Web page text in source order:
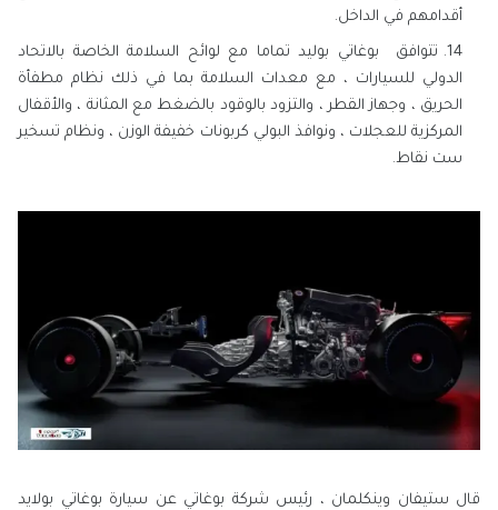
أقدامهم في الداخل.
تتوافق بوغاتي بوليد تماما مع لوائح السلامة الخاصة بالاتحاد
الدولي للسيارات ، مع معدات السلامة بما في ذلك نظام مطفأة
الحريق ، وجهاز القطر ، والتزود بالوقود بالضغط مع المثانة ، والأقفال
المركزية للعجلات ، ونوافذ البولي كربونات خفيفة الوزن ، ونظام تسخير
ست نقاط.
قال ستيفان وينكلمان ، رئيس شركة بوغاتي عن سيارة بوغاتي بولايد